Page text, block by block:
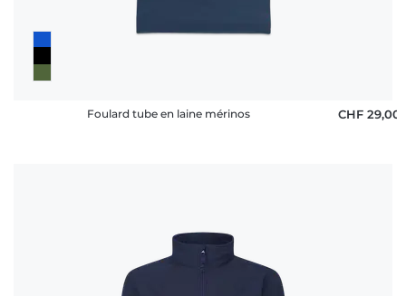
Foulard tube en laine mérinos CHF 29,00